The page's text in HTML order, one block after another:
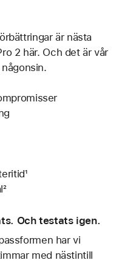
är nästa
2 här. Och det är vår
Och testats igen.
har vi
med nästintill